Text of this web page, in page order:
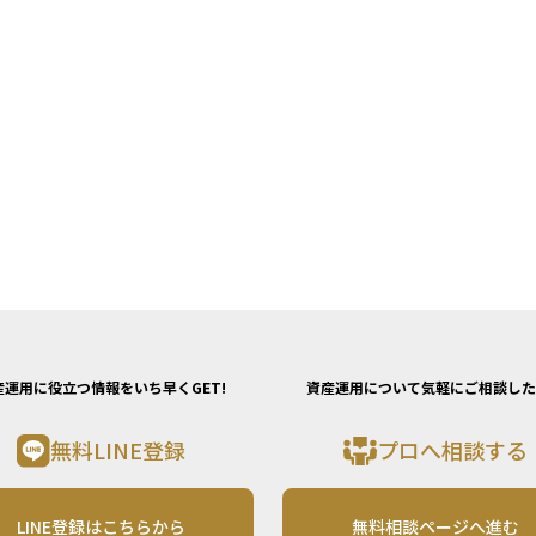
運用に役立つ情報をいち早くGET!
無料LINE登録
LINE登録はこちらから
資産運用について気軽にご相談し
プロへ相談する
無料相談ページへ進む